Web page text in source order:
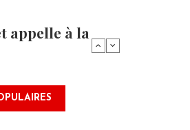
appelle à la